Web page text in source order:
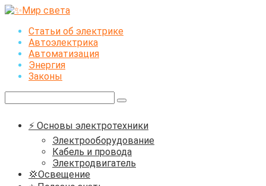
Перейти
контентуСтатьи об электрике
Автоэлектрика
Автоматизация
Энергия
Законы
⚡ Основы электротехники
Электрооборудование
Кабель и провода
Электродвигатель
💢Освещение